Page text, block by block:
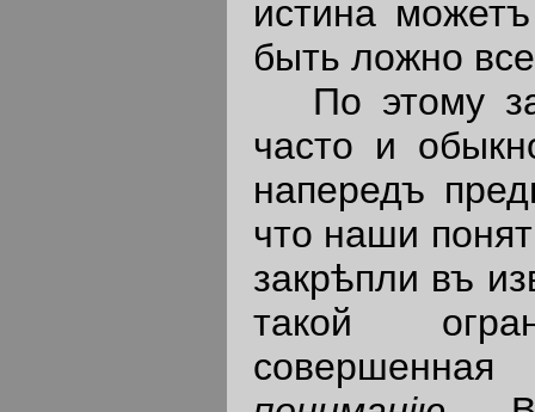
истина
быть ложно
По этому
часто и
напередъ
что наши
закрѣпли въ
такой